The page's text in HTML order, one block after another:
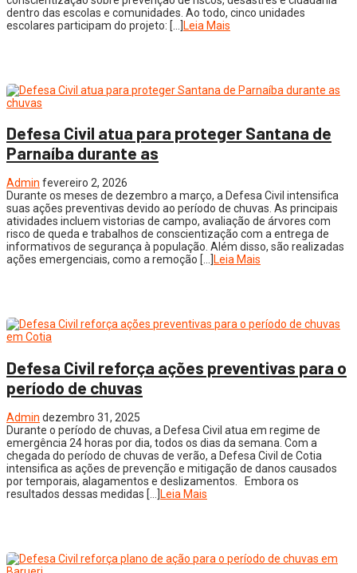
dentro das escolas e comunidades. Ao todo, cinco unidades
escolares participam do projeto: […]Leia Mais
Defesa Civil atua para proteger Santana de
Parnaíba durante as
Admin fevereiro 2, 2026
Durante os meses de dezembro a março, a Defesa Civil intensifica
suas ações preventivas devido ao período de chuvas. As principais
atividades incluem vistorias de campo, avaliação de árvores com
risco de queda e trabalhos de conscientização com a entrega de
informativos de segurança à população. Além disso, são realizadas
ações emergenciais, como a remoção […] Leia Mais
Defesa Civil reforça ações preventivas para o
período de chuvas
Admin dezembro 31, 2025
Durante o período de chuvas, a Defesa Civil atua em regime de
emergência 24 horas por dia, todos os dias da semana. Com a
chegada do período de chuvas de verão, a Defesa Civil de Cotia
intensifica as ações de prevenção e mitigação de danos causados
por temporais, alagamentos e deslizamentos. Embora os
resultados dessas medidas […] Leia Mais